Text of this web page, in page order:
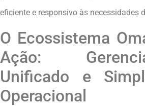
eficiente e responsivo às necessidades
O Ecossistema
Ação:
Unificado e
Operacional